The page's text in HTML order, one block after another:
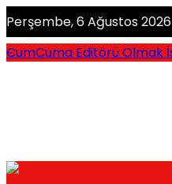
Perşembe, 6 Ağustos 2026
CumCuma Editörü Olmak